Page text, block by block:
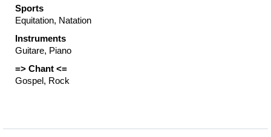
Sports
Equitation, Natation
Instruments
Guitare, Piano
=> Chant <=
Gospel, Rock